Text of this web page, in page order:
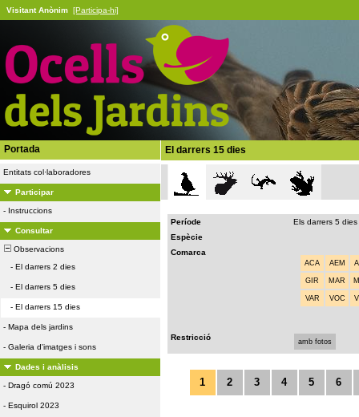
Visitant Anònim [Participa-hi]
Portada
Entitats col·laboradores
Participar
- Instruccions
Consultar
Observacions
- El darrers 2 dies
- El darrers 5 dies
- El darrers 15 dies
- Mapa dels jardins
- Galeria d'imatges i sons
Dades i anàlisis
- Dragó comú 2023
- Esquirol 2023
El darrers 15 dies
Període
Els darrers 5 dies
Espècie
Comarca
ACA AEM
GIR MAR
VAR VOC
Restricció amb fotos
1 2 3 4 5 6